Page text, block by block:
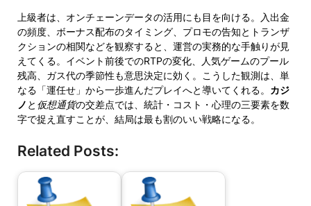
上級者は、オンチェーンデータの活用にも目を向ける。入出金
の頻度、ボーナス配布のタイミング、プロモの告知とトランザ
クションの相関などを観察すると、運営の実務的な手触りが見
えてくる。イベント前後でのRTPの変化、人気ゲームのプール
残高、ガス代の季節性も意思決定に効く。こうした観測は、単
なる「運任せ」から一歩進んだプレイへと導いてくれる。 カジ
ノ と 仮想通貨の交差点では、統計・コスト・心理の三要素を数
字で捉え直すことが、結局は最も割のいい戦略になる。
Related Posts: